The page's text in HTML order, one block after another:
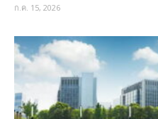
ก.ค. 15, 2026